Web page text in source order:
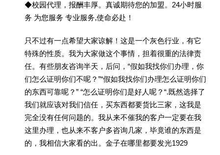
◆校园代理，报酬丰厚。真诚期待您的加盟。24小时服
务 为您服务 专业服务,使命必赴！
只不过有一点希望大家谅解！这是一个灰色行业，有它
特殊的性质。我为大家做这个事情，担着很重的法律责
任。有些朋友咨询半天，后问，“假如我找你们办理，你
们怎么证明你们不呢？”“假如我找你们办理怎么证明你们
的东西可靠呢？” “怎么证明你们是好人呢？“.既然选择了
我们就应该对我们信任，买东西都要货比三家，这我是
完全没有任何问题的。我从来不催我的客户一定要在我
这里办理，也从来不客户多咨询几家，毕竟谁的东西是
的，我相信大家看的出。金子在哪里都要发光1929